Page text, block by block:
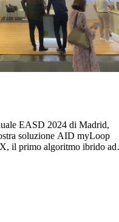
EASD 2024 di Madrid,
soluzione AID myLoop
il primo algoritmo ibrido ad
gravidanza.